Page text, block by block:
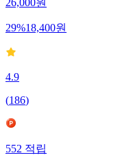
26,000원
29%18,400원
4.9
(186)
552적립